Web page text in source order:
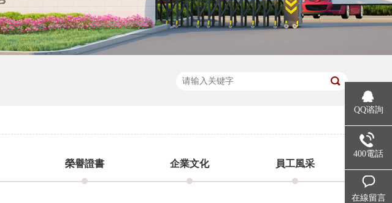
榮譽證書 企業文化 員工風采
QQ谘詢
400電話
在線留言